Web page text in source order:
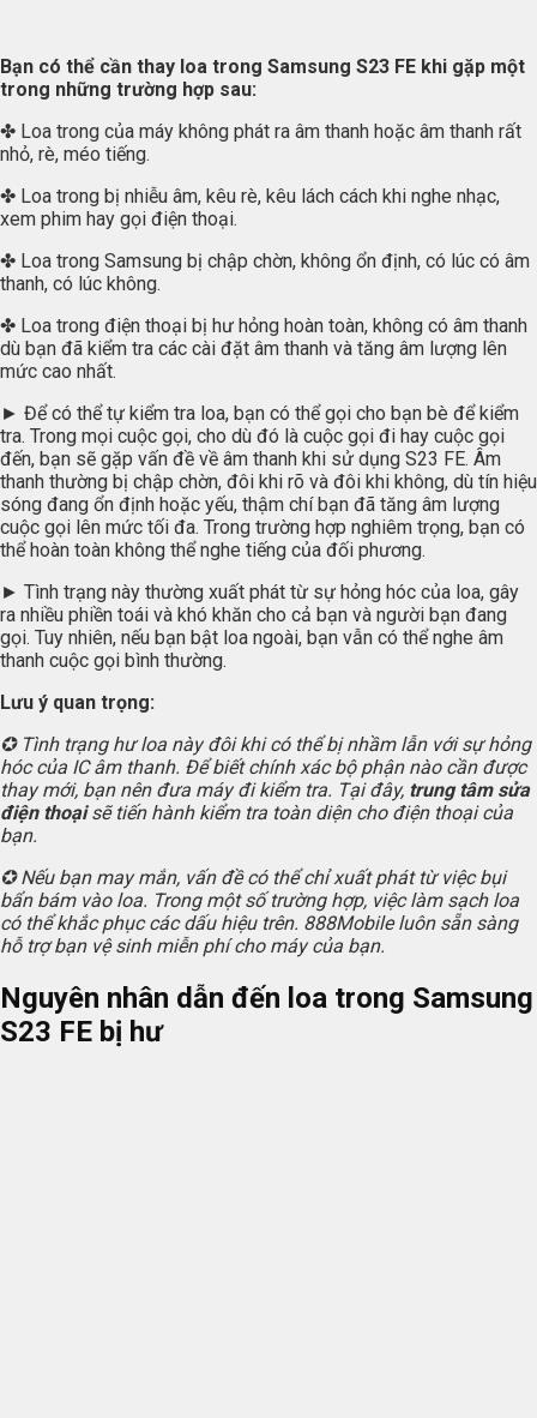
Bạn có thể cần thay loa trong Samsung S23 FE khi gặp một
trong những trường hợp sau:
✤ Loa trong của máy không phát ra âm thanh hoặc âm thanh rất
nhỏ, rè, méo tiếng.
✤ Loa trong bị nhiễu âm, kêu rè, kêu lách cách khi nghe nhạc,
xem phim hay gọi điện thoại.
✤ Loa trong Samsung bị chập chờn, không ổn định, có lúc có âm
thanh, có lúc không.
✤ Loa trong điện thoại bị hư hỏng hoàn toàn, không có âm thanh
dù bạn đã kiểm tra các cài đặt âm thanh và tăng âm lượng lên
mức cao nhất.
► Để có thể tự kiểm tra loa, bạn có thể gọi cho bạn bè để kiểm
tra. Trong mọi cuộc gọi, cho dù đó là cuộc gọi đi hay cuộc gọi
đến, bạn sẽ gặp vấn đề về âm thanh khi sử dụng S23 FE. Âm
thanh thường bị chập chờn, đôi khi rõ và đôi khi không, dù tín hiệu
sóng đang ổn định hoặc yếu, thậm chí bạn đã tăng âm lượng
cuộc gọi lên mức tối đa. Trong trường hợp nghiêm trọng, bạn có
thể hoàn toàn không thể nghe tiếng của đối phương.
► Tình trạng này thường xuất phát từ sự hỏng hóc của loa, gây
ra nhiều phiền toái và khó khăn cho cả bạn và người bạn đang
gọi. Tuy nhiên, nếu bạn bật loa ngoài, bạn vẫn có thể nghe âm
thanh cuộc gọi bình thường.
Lưu ý quan trọng:
✪ Tình trạng hư loa này đôi khi có thể bị nhầm lẫn với sự hỏng
hóc của IC âm thanh. Để biết chính xác bộ phận nào cần được
thay mới, bạn nên đưa máy đi kiểm tra. Tại đây, trung tâm sửa
điện thoạisẽ tiến hành kiểm tra toàn diện cho điện thoại của
bạn.
✪ Nếu bạn may mắn, vấn đề có thể chỉ xuất phát từ việc bụi
bẩn bám vào loa. Trong một số trường hợp, việc làm sạch loa
có thể khắc phục các dấu hiệu trên. 888Mobile luôn sẵn sàng
hỗ trợ bạn vệ sinh miễn phí cho máy của bạn.
Nguyên nhân dẫn đến loa trong Samsung
S23 FE bị hư